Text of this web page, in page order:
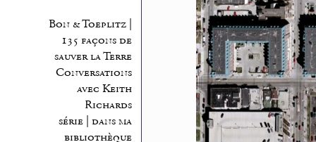
Bon & Toeplitz |
135 façons de
sauver la Terre
Conversations
avec Keith
Richards
série | dans ma
bibliothèque